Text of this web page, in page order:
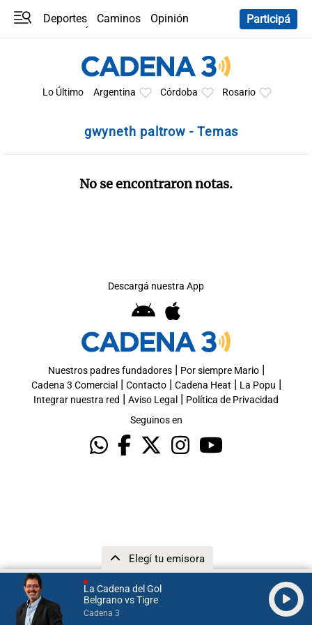
La Cadena del Gol
Belgrano vs Tigre
Cadena 3
Elegí tu emisora
Deportes Caminos
Opinión
Participá
Lo Último Argentina Córdoba Rosario
gwyneth paltrow - Temas
No se encontraron notas.
Descargá nuestra App
Nuestros padres fundadores| Por siempre Mario|
Cadena 3 Comercial | Contacto| Cadena Heat | La Popu |
Integrar nuestra red | Aviso Legal | Política de Privacidad
Seguinos en